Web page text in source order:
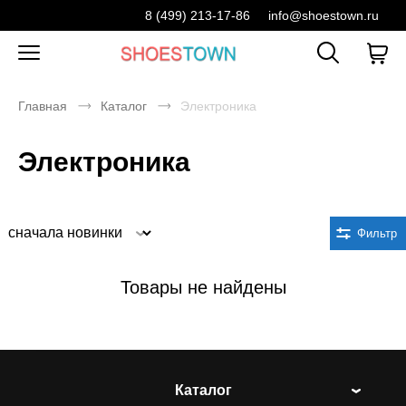
8 (499) 213-17-86 info@shoestown.ru
Главная Каталог Электроника
Электроника
Фильтр
Товары не найдены
Каталог